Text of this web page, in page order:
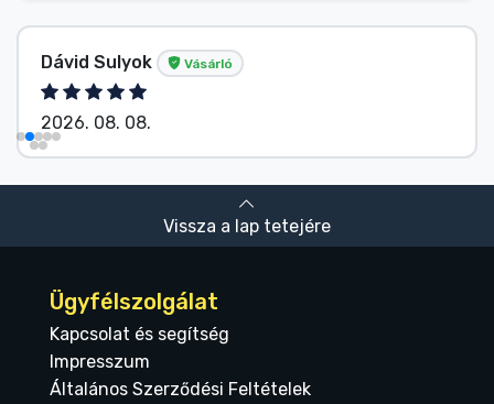
Dávid Sulyok Vásárló
2026. 08. 08.
Vissza a lap tetejére
Ügyfélszolgálat
Kapcsolat és segítség
Impresszum
Általános Szerződési Feltételek